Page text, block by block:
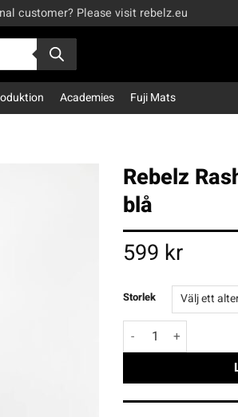
customer? Please visit rebelz.eu
Academies Fuji Mats
Rebelz
blå
599 kr
Storlek
Rebelz Rashguard